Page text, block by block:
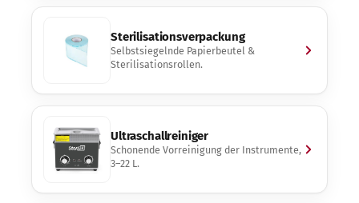
Sterilisationsverpackung
Selbstsiegelnde Papierbeutel &
Sterilisationsrollen.
Ultraschallreiniger
Schonende Vorreinigung der Instrumente,
3–22 L.